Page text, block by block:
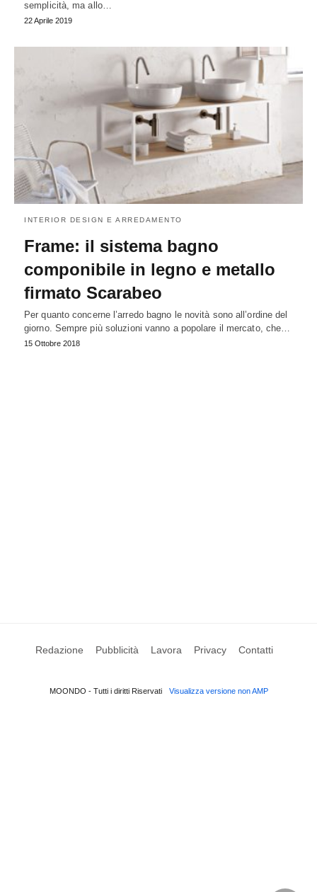
semplicità, ma allo…
22 Aprile 2019
INTERIOR DESIGN E ARREDAMENTO
Frame: il sistema bagno
componibile in legno e metallo
firmato Scarabeo
Per quanto concerne l’arredo bagno le novità sono all’ordine del
giorno. Sempre più soluzioni vanno a popolare il mercato, che…
15 Ottobre 2018
Redazione Pubblicità Lavora Privacy Contatti
MOONDO - Tutti i diritti Riservati Visualizza versione non AMP